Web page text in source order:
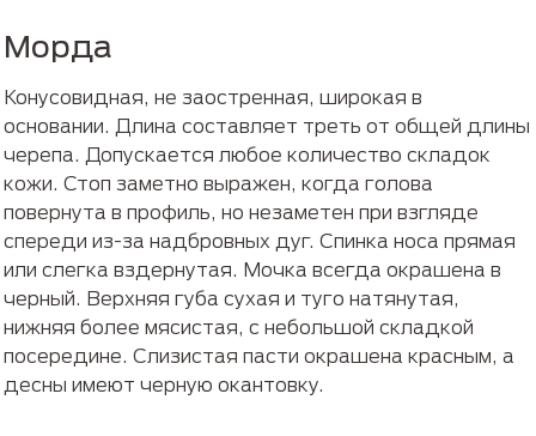
Морда
Конусовидная, не заостренная, широкая в
основании. Длина составляет треть от общей длины
черепа. Допускается любое количество складок
кожи. Стоп заметно выражен, когда голова
повернута в профиль, но незаметен при взгляде
спереди из-за надбровных дуг. Спинка носа прямая
или слегка вздернутая. Мочка всегда окрашена в
черный. Верхняя губа сухая и туго натянутая,
нижняя более мясистая, с небольшой складкой
посередине. Слизистая пасти окрашена красным, а
десны имеют черную окантовку.